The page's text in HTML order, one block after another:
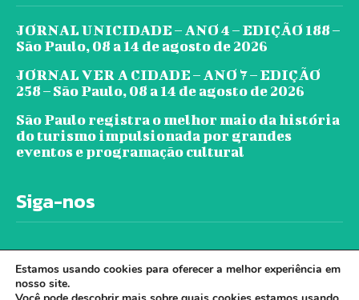
JORNAL UNICIDADE – ANO 4 – EDIÇÃO 188 –
São Paulo, 08 a 14 de agosto de 2026
JORNAL VER A CIDADE – ANO 7 – EDIÇÃO
258 – São Paulo, 08 a 14 de agosto de 2026
São Paulo registra o melhor maio da história
do turismo impulsionada por grandes
eventos e programação cultural
Siga-nos
Estamos usando cookies para oferecer a melhor experiência em
nosso site.